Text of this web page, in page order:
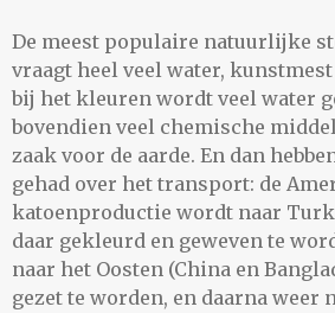
De meest populaire natuurlijke
vraagt heel veel water,
bij het kleuren wordt veel water
bovendien veel chemische
zaak voor de aarde. En dan
gehad over het transport: de
katoenproductie wordt naar
daar gekleurd en geweven te
naar het Oosten (China en
gezet te worden, en daarna weer